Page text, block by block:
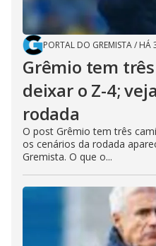
PORTAL DO GREMISTA/ HÁ
Grêmio tem
deixar o Z-4;
rodada
O post Grêmio tem três
os cenários da rodada
Gremista. O que o...